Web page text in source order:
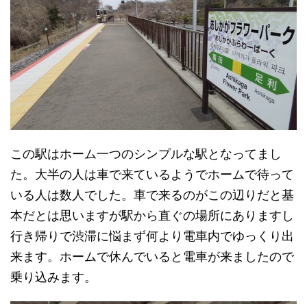
この駅はホーム一つのシンプルな駅となってまし
た。大半の人は車で来ているようでホームで待って
いる人は数人でした。車で来るのがこの辺りだと基
本だとは思いますが駅から直ぐの場所にありますし
行き帰りで渋滞に悩まず何より電車内でゆっくり出
来ます。ホームで休んでいると電車が来ましたので
乗り込みます。